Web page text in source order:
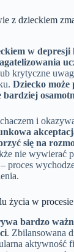
z dzieckiem
w depresji
krytyczne
Dziecko może
bardziej
i
się na
nie wywierać
proces
życia w
bardzo
. Zbilansowana
aktywność